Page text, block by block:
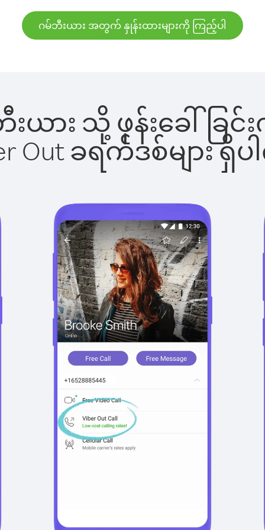
ဂမ်ဘီးယား အတွက် နှုန်းထားများကို ကြည့်ပါ
ဘီးယား သို့ ဖုန်းခေါ်
Out ခရက်ဒစ်များ